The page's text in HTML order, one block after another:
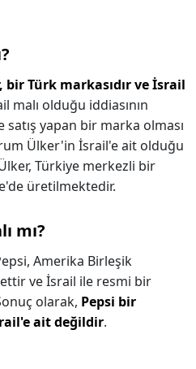
bir Türk markasıdır ve İsrail
malı olduğu iddiasının
yapan bir marka olması
Ülker'in İsrail'e ait olduğu
Türkiye merkezli bir
üretilmektedir.
mı?
Amerika Birleşik
ve İsrail ile resmi bir
olarak, Pepsi bir
ait değildir.